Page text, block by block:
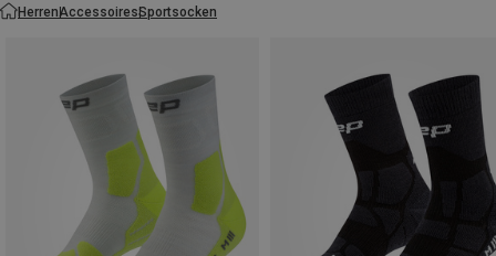
HerrenAccessoiresSportsocken